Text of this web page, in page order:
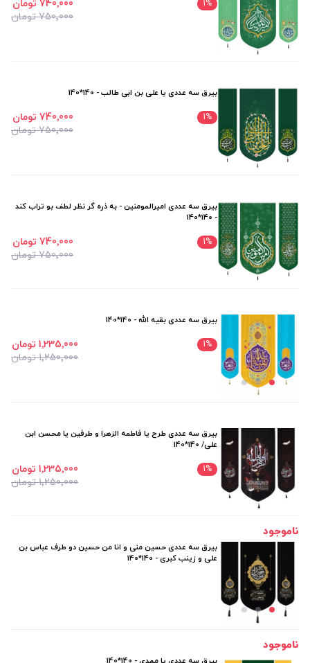
1%
750٬000 تومان
740٬000 تومان
بیرق سه عددی یا علی بن ابی طالب - 140*140
1%
750٬000 تومان
740٬000 تومان
بیرق سه عددی امیرالمومنین - به ذره گر نظر لطف بو تراب کند
- 140*140
1%
750٬000 تومان
740٬000 تومان
بیرق سه عددی بقیه الله - 140*140
1%
1٬250٬000 تومان
1٬235٬000 تومان
بیرق سه عددی طرح یا فاطمه الزهرا و طرفین یا محسن ابن
علی/ 140*140
1%
1٬250٬000 تومان
1٬235٬000 تومان
ناموجود
بیرق سه عددی حسین منی و انا من حسین دو طرف عباس بن
علی و زینب کبری - 140*140
ناموجود